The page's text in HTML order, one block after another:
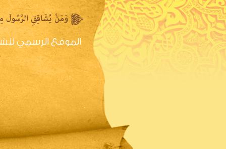
الموقع الرسمي